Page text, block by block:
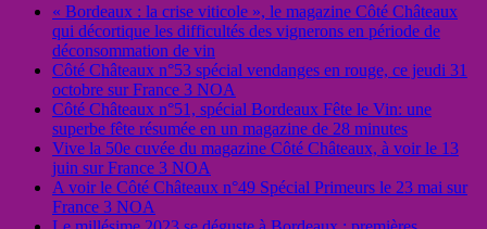
« Bordeaux : la crise viticole », le magazine Côté Châteaux
qui décortique les difficultés des vignerons en période de
déconsommation de vin
Côté Châteaux n°53 spécial vendanges en rouge, ce jeudi 31
octobre sur France 3 NOA
Côté Châteaux n°51, spécial Bordeaux Fête le Vin: une
superbe fête résumée en un magazine de 28 minutes
Vive la 50e cuvée du magazine Côté Châteaux, à voir le 13
juin sur France 3 NOA
A voir le Côté Châteaux n°49 Spécial Primeurs le 23 mai sur
France 3 NOA